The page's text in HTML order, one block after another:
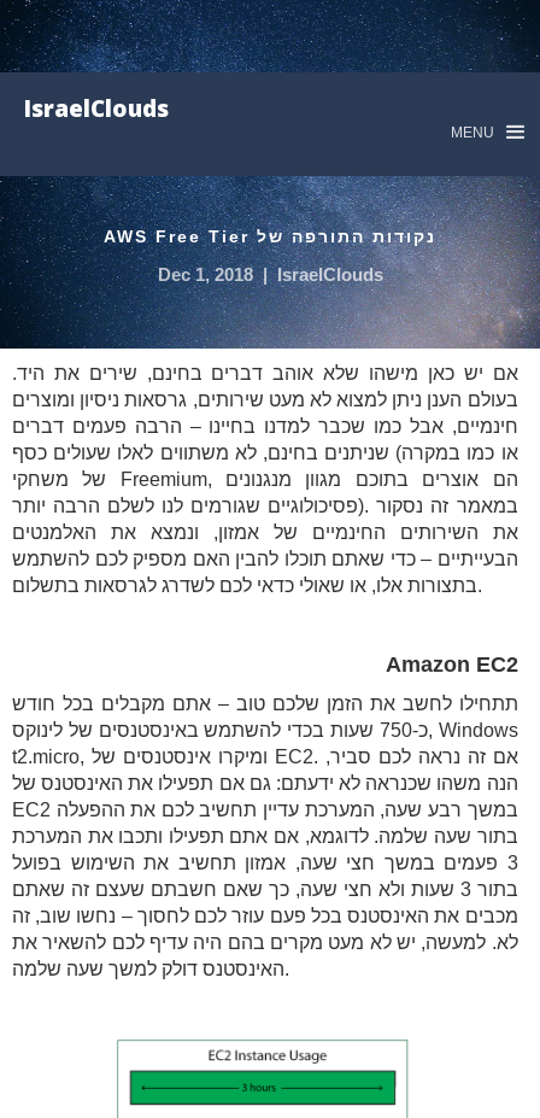
IsraelClouds
MENU
נקודות התורפה של AWS Free Tier
IsraelClouds
|
Dec 1, 2018
אם יש כאן מישהו שלא אוהב דברים בחינם, שירים את היד.
בעולם הענן ניתן למצוא לא מעט שירותים, גרסאות ניסיון ומוצרים
חינמיים, אבל כמו שכבר למדנו בחיינו – הרבה פעמים דברים
שניתנים בחינם, לא משתווים לאלו שעולים כסף (או כמו במקרה
של משחקי Freemium, הם אוצרים בתוכם מגוון מנגנונים
פסיכולוגיים שגורמים לנו לשלם הרבה יותר). במאמר זה נסקור
את השירותים החינמיים של אמזון, ונמצא את האלמנטים
הבעייתיים – כדי שאתם תוכלו להבין האם מספיק לכם להשתמש
בתצורות אלו, או שאולי כדאי לכם לשדרג לגרסאות בתשלום.
Amazon EC2
תתחילו לחשב את הזמן שלכם טוב – אתם מקבלים בכל חודש
כ-750 שעות בכדי להשתמש באינסטנסים של לינוקס, Windows
t2.micro, ומיקרו אינסטנסים של EC2. אם זה נראה לכם סביר,
הנה משהו שכנראה לא ידעתם: גם אם תפעילו את האינסטנס של
EC2 במשך רבע שעה, המערכת עדיין תחשיב לכם את ההפעלה
בתור שעה שלמה. לדוגמא, אם אתם תפעילו ותכבו את המערכת
3 פעמים במשך חצי שעה, אמזון תחשיב את השימוש בפועל
בתור 3 שעות ולא חצי שעה, כך שאם חשבתם שעצם זה שאתם
מכבים את האינסטנס בכל פעם עוזר לכם לחסוך – נחשו שוב, זה
לא. למעשה, יש לא מעט מקרים בהם היה עדיף לכם להשאיר את
האינסטנס דולק למשך שעה שלמה.